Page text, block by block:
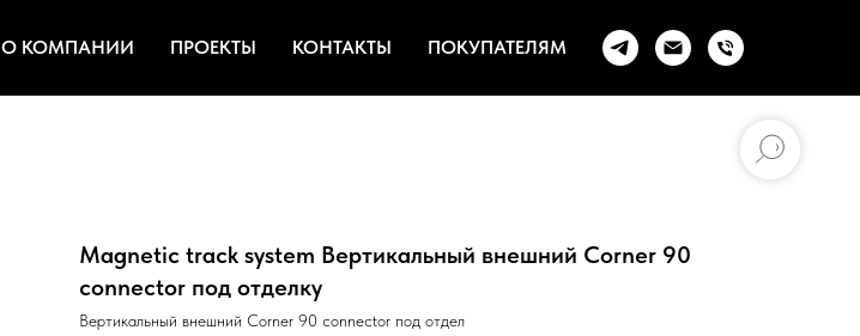
О КОМПАНИИ ПРОЕКТЫ КОНТАКТЫ ПОКУПАТЕЛЯМ
Magnetic track system Вертикальный внешний Corner 90
connector под отделку
Вертикальный внешний Corner 90 connector под отдел